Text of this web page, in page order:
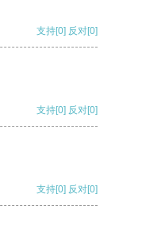
支持[0] 反对[0]
支持[0] 反对[0]
支持[0] 反对[0]